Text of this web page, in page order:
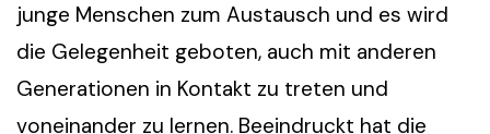
junge Menschen zum Austausch und es wird
die Gelegenheit geboten, auch mit anderen
Generationen in Kontakt zu treten und
voneinander zu lernen. Beeindruckt hat die